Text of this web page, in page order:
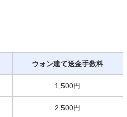
ウォン建て送金手数料
1,500円
2,500円